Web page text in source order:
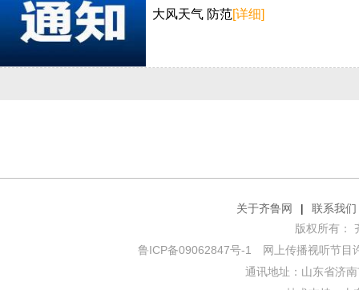
大风天气 防范[详细]
关于齐鲁网 |
联系我们
版权所有：
鲁ICP备09062847号-1 网上传播视听节目
通讯地址：山东省济